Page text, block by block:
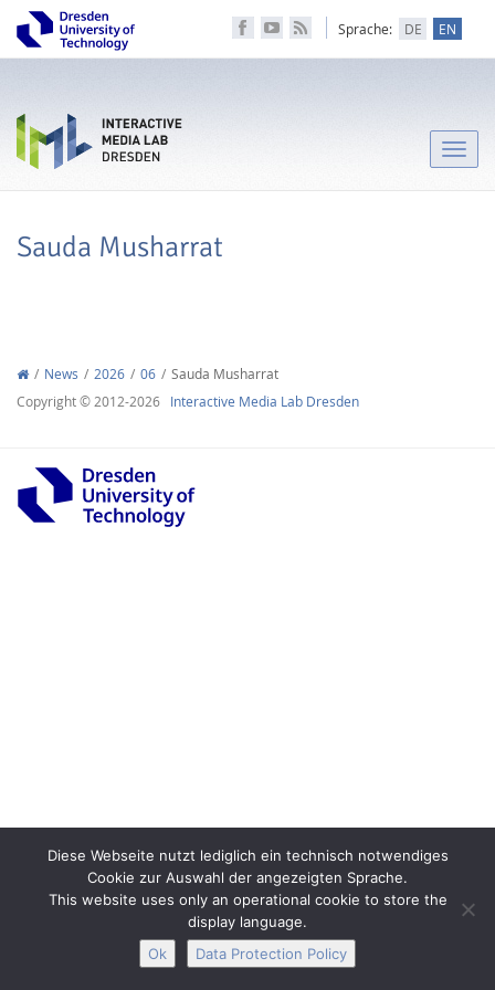
Sprache: DE EN
Toggle
Sauda Musharrat
News 2026 06
Sauda Musharrat
Copyright © 2012-2026 Interactive Media Lab Dresden
Diese Webseite nutzt lediglich ein technisch notwendiges
Cookie zur Auswahl der angezeigten Sprache.
This website uses only an operational cookie to store the
display language.
Ok
Data Protection Policy